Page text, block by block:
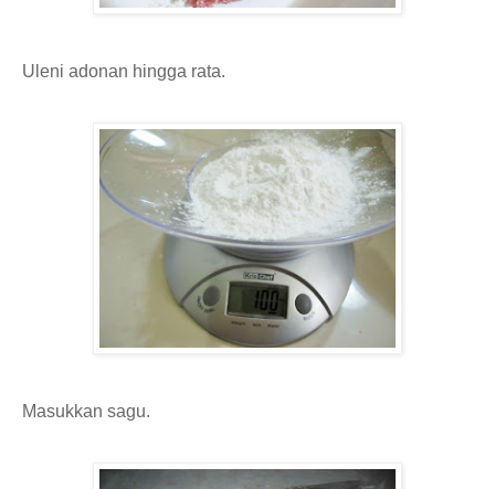
Uleni adonan hingga rata.
Masukkan sagu.